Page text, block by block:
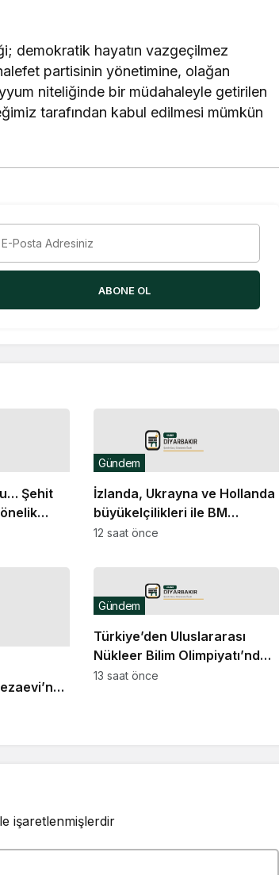
demokratik hayatın vazgeçilmez
partisinin yönetimine, olağan
niteliğinde bir müdahaleyle getirilen
tarafından kabul edilmesi mümkün
ABONE OL
Şehit
kanun
İzlanda, Ukrayna ve Hollanda
büyükelçilikleri ile BM
Cenevre Ofisi Daimi
Gündem
12 saat önce
Türkiye’den Uluslararası
Nükleer Bilim Olimpiyatı’nda 1
altın, 3 bronz madalya
Gündem
13 saat önce
işaretlenmişlerdir